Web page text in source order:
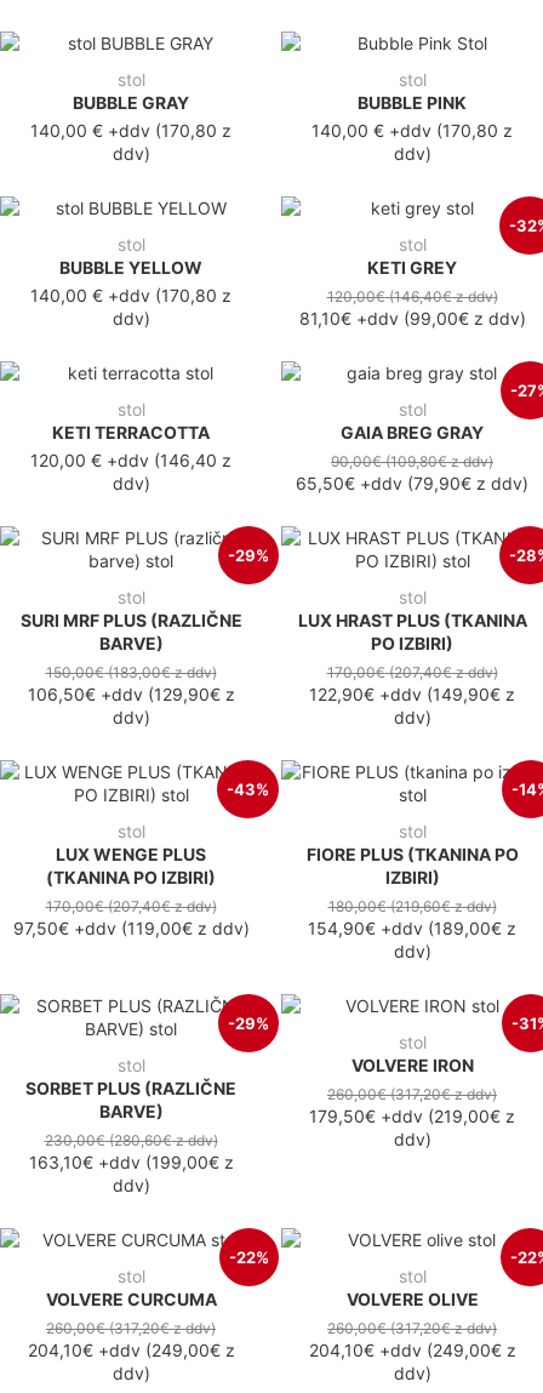
stol
BUBBLE GRAY
140,00 € +ddv (170,80 z
ddv)
stol
BUBBLE PINK
140,00 € +ddv (170,80 z
ddv)
stol
BUBBLE YELLOW
140,00 € +ddv (170,80 z
ddv)
-
stol
KETI GREY
120,00€(146,40€z ddv)
81,10€+ddv(99,00€z ddv)
stol
KETI TERRACOTTA
120,00 € +ddv (146,40 z
ddv)
-
stol
GAIA BREG GRAY
90,00€(109,80€z ddv)
65,50€ +ddv (79,90€ z ddv)
-29%
stol
SURI MRF PLUS (RAZLIČNE
BARVE)
150,00€(183,00€z ddv)
106,50€+ddv(129,90€z
ddv)
-
stol
LUX HRAST PLUS (TKANINA
PO IZBIRI)
170,00€(207,40€z ddv)
122,90€ +ddv (149,90€ z
ddv)
-43%
stol
LUX WENGE PLUS
(TKANINA PO IZBIRI)
170,00€(207,40€z ddv)
97,50€+ddv(119,00€z ddv)
-
stol
FIORE PLUS (TKANINA PO
IZBIRI)
180,00€(219,60€z ddv)
154,90€ +ddv (189,00€ z
ddv)
-29%
stol
SORBET PLUS (RAZLIČNE
BARVE)
230,00€(280,60€z ddv)
163,10€+ddv(199,00€z
ddv)
-
stol
VOLVERE IRON
260,00€(317,20€z ddv)
179,50€ +ddv (219,00€ z
ddv)
-22%
stol
VOLVERE CURCUMA
260,00€(317,20€z ddv)
204,10€+ddv(249,00€z
ddv)
-
stol
VOLVERE OLIVE
260,00€(317,20€z ddv)
204,10€+ddv(249,00€z
ddv)